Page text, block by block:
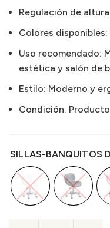
Regulación de
Colores
Uso recomendado:
estética y salón de
Estilo: Moderno y
Condición:
SILLAS-BANQUITOS